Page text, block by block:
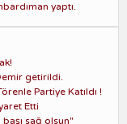
yaptı.
getirildi.
Partiye Katıldı !
Etti
sağ olsun"